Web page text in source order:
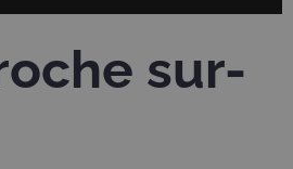
sur-